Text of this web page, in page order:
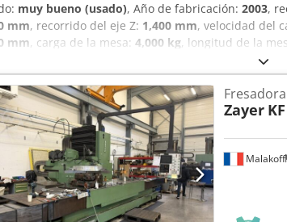
muy bueno (usado), Año de fabricación: 2003,
mm, recorrido del eje Z: 1,400 mm, velocidad del
mm, carga de la mesa: 4,000 kg, longitud de la
, longitud
peso de la pieza (máx.):4,000 kg, peso total:24,000
cerrada, con cubierta y puertas para facilitar el
automática Dcjdpszl Afdofx Ah Esk
de un único propietario Eje X: 3500 mm Eje
mm Ancho de la mesa: 1200 mm Carga de la
20000 mm/min Avance del eje Y: 20000 mm/min
50ISO/Bt/Mk Potencia del husillo: 30
30 Número de ejes controlados: 3 + 1
8900 mm Ancho: 4500 mm Altura: 3640 mm
Malakoff
Zayer